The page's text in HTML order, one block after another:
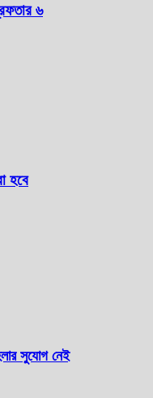
৬
হবে
সুযোগ নেই